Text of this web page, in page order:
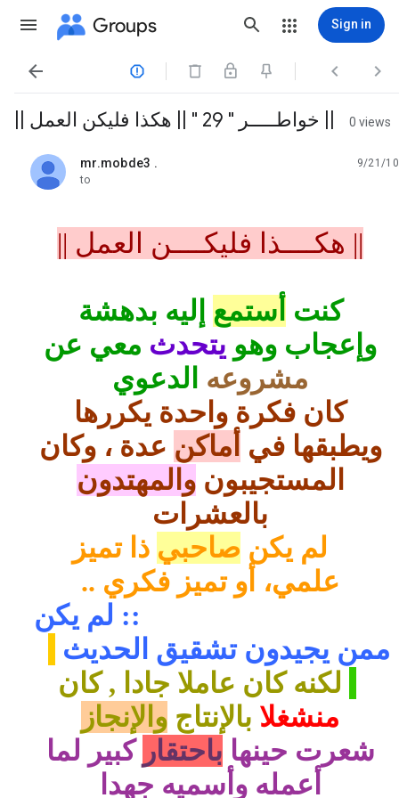
Groups Sign in
   
0 views
mr.mobde3 .
unread,
9/21/10
to
|| هكــــذا فليكــــن العمل ||
كنت أستمع إليه بدهشة
وإعجاب وهو يتحدث معي عن
مشروعه الدعوي
كان فكرة واحدة يكررها
ويطبقها في أماكن عدة ، وكان
المستجيبونوالمهتدون
بالعشرات
لم يكن صاحبي ذا تميز
علمي، أو تميز فكري ..
:: لم يكن
ممن يجيدون تشقيق الحديث
لكنه كان عاملا جادا , كان
منشغلا بالإنتاج والإنجاز
شعرت حينها باحتقار كبير لما
أعمله وأسميه جهدا